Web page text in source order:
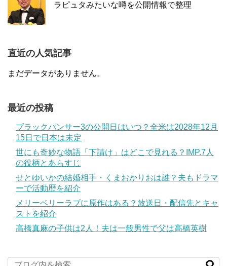
ラピュタみたいな噂を公開情報で整理
直近の人気記事
まだデータがありません。
最近の投稿
ブラックパンサー3の公開日はいつ？全米は2028年12月
15日で日本は未定
世にも奇妙な物語「下請け」はどこで見れる？IMP.7人
の役柄とあらすじ
せとゆいかの結婚相手・くまおかりおは誰？夫もドラマ
ーで活動歴を紹介
メリーベリーラブに原作はある？放送日・配信先とキャ
ストを紹介
高橋真麻の子供は2人！夫は一般男性で父は高橋英樹